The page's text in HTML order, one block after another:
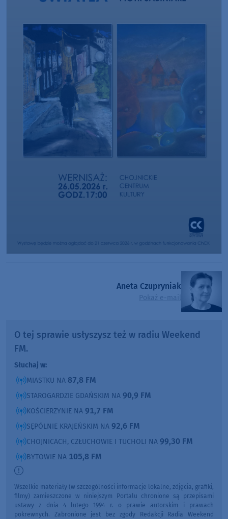
Aneta Czupryniak
Pokaż e-mail
O tej sprawie usłyszysz też w radiu Weekend
FM.
Słuchaj w:
MIASTKU NA 87,8 FM
STAROGARDZIE GDAŃSKIM NA 90,9 FM
KOŚCIERZYNIE NA 91,7 FM
SĘPÓLNIE KRAJEŃSKIM NA 92,6 FM
CHOJNICACH, CZŁUCHOWIE I TUCHOLI NA 99,30 FM
BYTOWIE NA 105,8 FM
Wszelkie materiały (w szczególności informacje lokalne, zdjęcia, grafiki,
filmy) zamieszczone w niniejszym Portalu chronione są przepisami
ustawy z dnia 4 lutego 1994 r. o prawie autorskim i prawach
pokrewnych. Zabronione jest bez zgody Redakcji Radia Weekend